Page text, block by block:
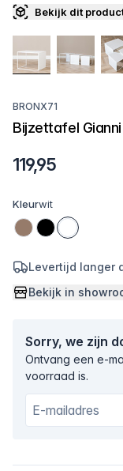
Bekijk dit
BRONX71
Bijzettafel
119,95
Kleurwit
Levertijd langer
Bekijk in
Sorry, we zijn
Ontvang een e-
voorraad is.